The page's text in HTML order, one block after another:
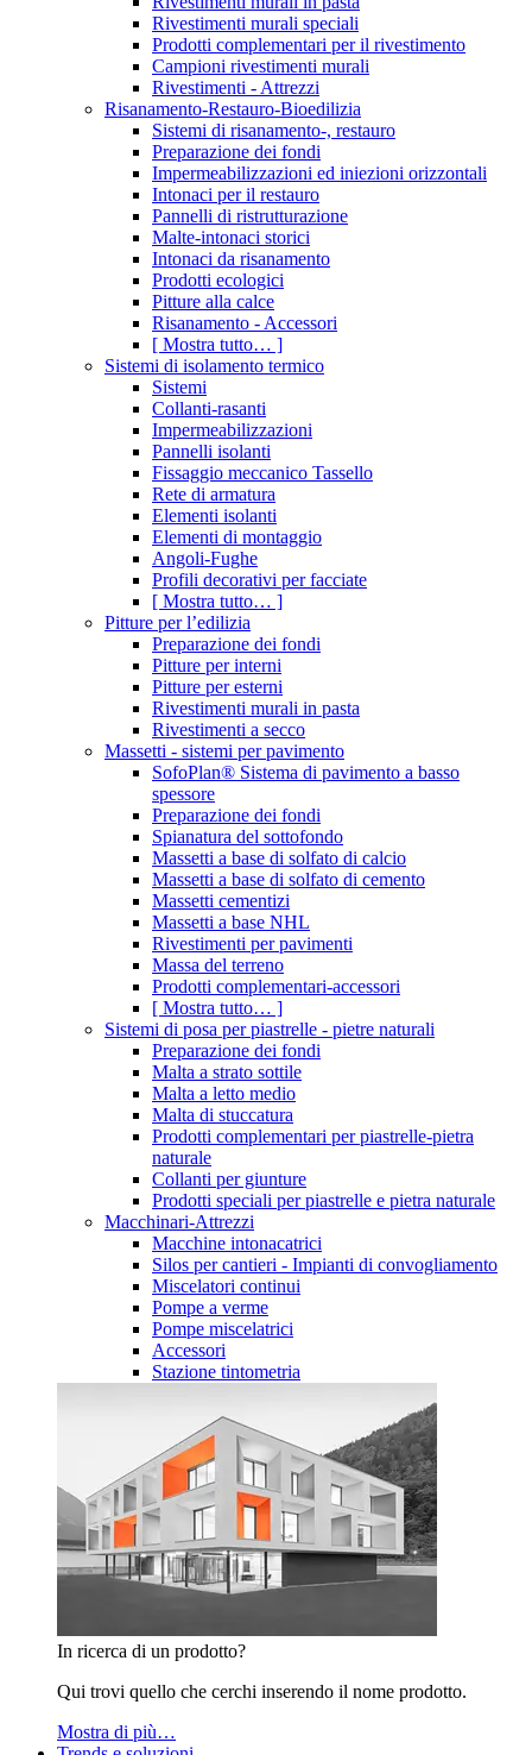
Rivestimenti murali speciali
Prodotti complementari per il rivestimento
Campioni rivestimenti murali
Rivestimenti - Attrezzi
Risanamento-Restauro-Bioedilizia
Sistemi di risanamento-, restauro
Preparazione dei fondi
Impermeabilizzazioni ed iniezioni orizzontali
Intonaci per il restauro
Pannelli di ristrutturazione
Malte-intonaci storici
Intonaci da risanamento
Prodotti ecologici
Pitture alla calce
Risanamento - Accessori
[ Mostra tutto… ]
Sistemi di isolamento termico
Sistemi
Collanti-rasanti
Impermeabilizzazioni
Pannelli isolanti
Fissaggio meccanico Tassello
Rete di armatura
Elementi isolanti
Elementi di montaggio
Angoli-Fughe
Profili decorativi per facciate
[ Mostra tutto… ]
Pitture per l’edilizia
Preparazione dei fondi
Pitture per interni
Pitture per esterni
Rivestimenti murali in pasta
Rivestimenti a secco
Massetti - sistemi per pavimento
SofoPlan® Sistema di pavimento a basso
spessore
Preparazione dei fondi
Spianatura del sottofondo
Massetti a base di solfato di calcio
Massetti a base di solfato di cemento
Massetti cementizi
Massetti a base NHL
Rivestimenti per pavimenti
Massa del terreno
Prodotti complementari-accessori
[ Mostra tutto… ]
Sistemi di posa per piastrelle - pietre naturali
Preparazione dei fondi
Malta a strato sottile
Malta a letto medio
Malta di stuccatura
Prodotti complementari per piastrelle-pietra
naturale
Collanti per giunture
Prodotti speciali per piastrelle e pietra naturale
Macchinari-Attrezzi
Macchine intonacatrici
Silos per cantieri - Impianti di convogliamento
Miscelatori continui
Pompe a verme
Pompe miscelatrici
Accessori
Stazione tintometria
In ricerca di un prodotto?
Qui trovi quello che cerchi inserendo il nome prodotto.
Mostra di più…